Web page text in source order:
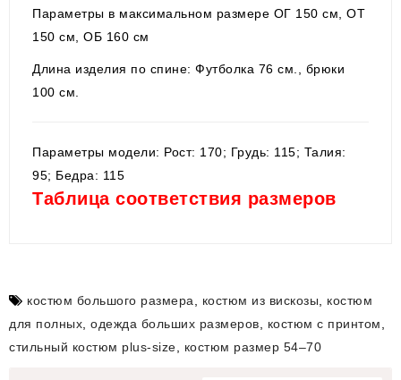
Параметры в максимальном размере ОГ 150 см, ОТ
150 см, ОБ 160 см
Длина изделия по спине: Футболка 76 см., брюки
100 см.
Параметры модели: Рост: 170; Грудь: 115; Талия:
95; Бедра: 115
Таблица соответствия размеров
костюм большого размера костюм из вискозы
костюм
для полных одежда больших размеров костюм с принтом
стильный костюм plus-size
костюм размер 54–70